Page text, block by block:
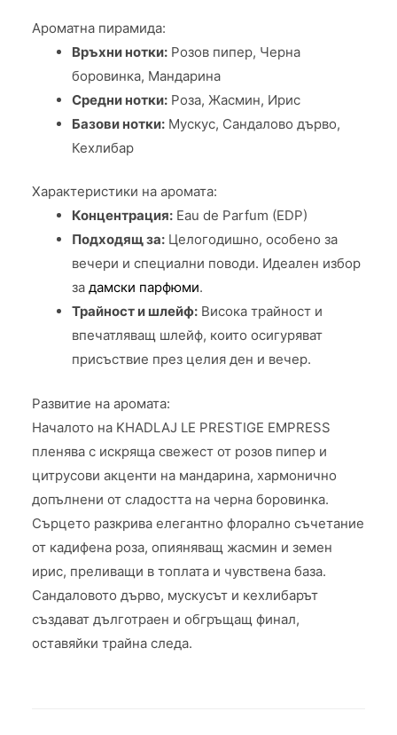
Ароматна пирамида:
Връхни нотки: Розов пипер, Черна
боровинка, Мандарина
Средни нотки: Роза, Жасмин, Ирис
Базови нотки: Мускус, Сандалово дърво,
Кехлибар
Характеристики на аромата:
Концентрация: Eau de Parfum (EDP)
Подходящ за: Целогодишно, особено за
вечери и специални поводи. Идеален избор
за дамски парфюми.
Трайност и шлейф: Висока трайност и
впечатляващ шлейф, които осигуряват
присъствие през целия ден и вечер.
Развитие на аромата:
Началото на KHADLAJ LE PRESTIGE EMPRESS
пленява с искряща свежест от розов пипер и
цитрусови акценти на мандарина, хармонично
допълнени от сладостта на черна боровинка.
Сърцето разкрива елегантно флорално съчетание
от кадифена роза, опияняващ жасмин и земен
ирис, преливащи в топлата и чувствена база.
Сандаловото дърво, мускусът и кехлибарът
създават дълготраен и обгръщащ финал,
оставяйки трайна следа.